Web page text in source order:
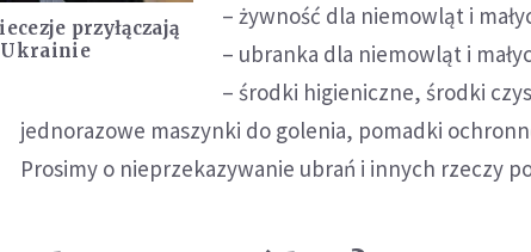
przyłączają
Ukrainie
– żywność dla niemowląt i
– ubranka dla niemowląt i
– środki higieniczne, środki
jednorazowe maszynki do golenia, pomadki
Prosimy o nieprzekazywanie ubrań i innych rzeczy